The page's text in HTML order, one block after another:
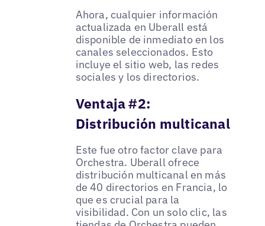
Ahora, cualquier información
actualizada en Uberall está
disponible de inmediato en los
canales seleccionados. Esto
incluye el sitio web, las redes
sociales y los directorios.
Ventaja #2:
Distribución multicanal
Este fue otro factor clave para
Orchestra. Uberall ofrece
distribución multicanal en más
de 40 directorios en Francia, lo
que es crucial para la
visibilidad. Con un solo clic, las